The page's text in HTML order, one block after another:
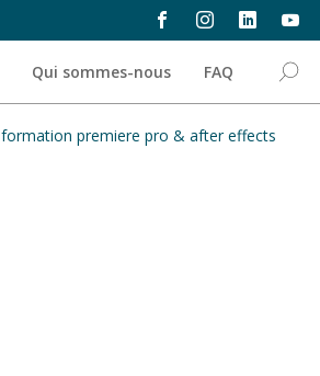
Qui sommes-nous FAQ
formation premiere pro & after effects